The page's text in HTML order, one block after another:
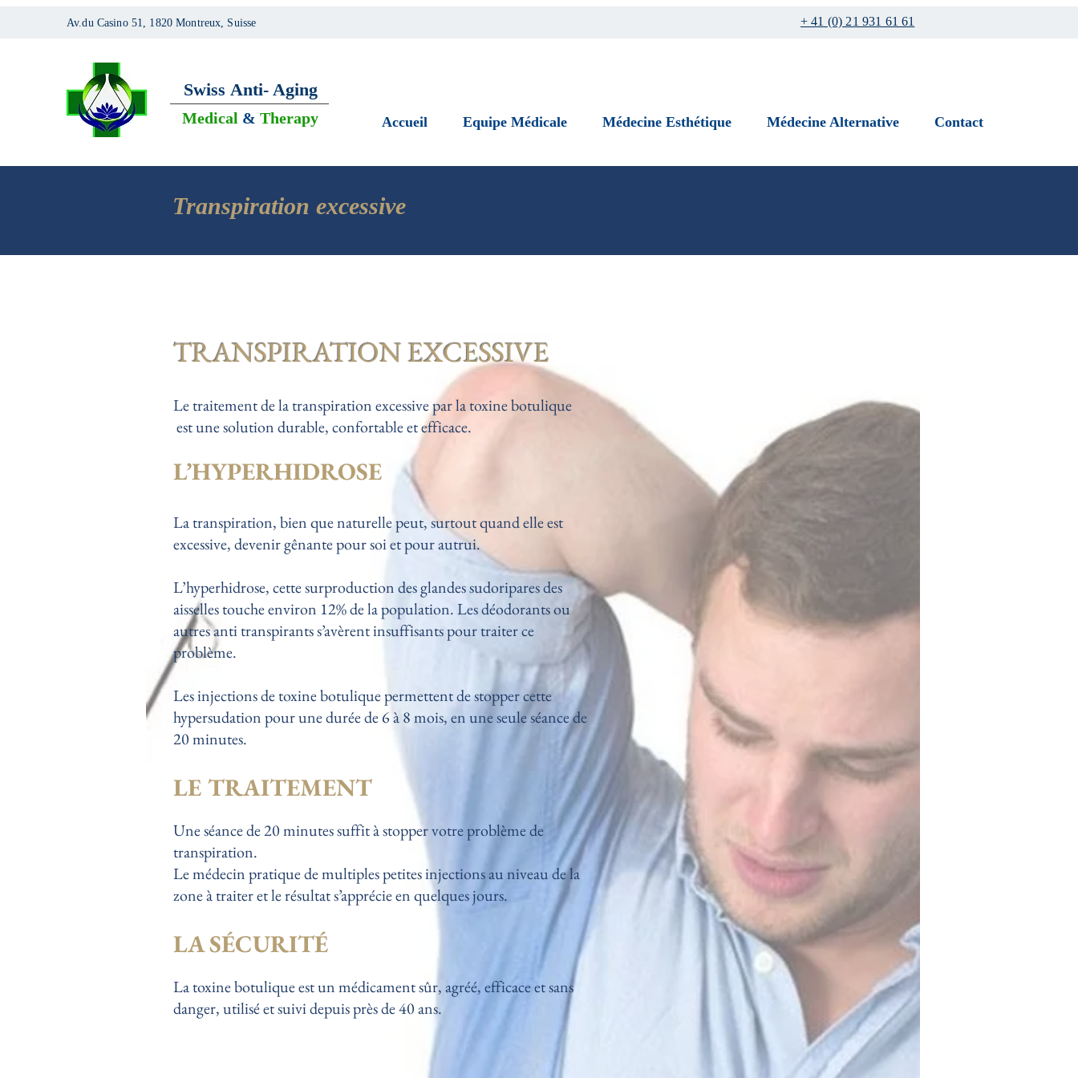
Av.du Casino 51, 1820 Montreux, Suisse + 41 (0) 21 931 61 61
Swiss Anti- Aging
Medical & Therapy Accueil Equipe Médicale Médecine Esthétique Médecine Alternative Contact
Transpiration excessive
TRANSPIRATION EXCESSIVE
Le traitement de la transpiration excessive par la toxine botulique
est une solution durable, confortable et efficace.
L’HYPERHIDROSE
La transpiration, bien que naturelle peut, surtout quand elle est
excessive, devenir gênante pour soi et pour autrui.
L’hyperhidrose, cette surproduction des glandes sudoripares des
aisselles touche environ 12% de la population. Les déodorants ou
autres anti transpirants s’avèrent insuffisants pour traiter ce
problème.
Les injections detoxine botuliquepermettent de stopper cette
hypersudation pour une durée de 6 à 8 mois, en une seule séance de
20 minutes.
LE TRAITEMENT
Une séance de 20 minutes suffit à stopper votre problème de
transpiration.
Le médecin pratique de multiples petites injections au niveau de la
zone à traiter et le résultat s’apprécie en quelques jours.
LA SÉCURITÉ
La toxine botulique est un médicament sûr, agréé, efficace et sans
danger, utilisé et suivi depuis près de 40 ans.